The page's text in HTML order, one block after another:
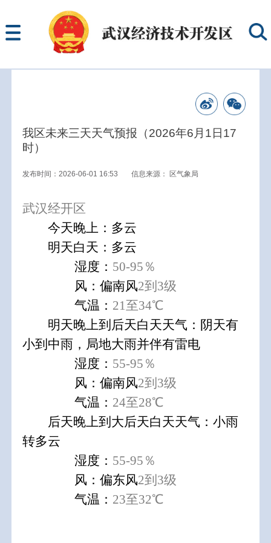
我区未来三天天气预报（2026年6月1日17
时）
发布时间：2026-06-01 16:53 信息来源： 区气象局
武汉经开区
今天晚上：多云
明天白天：多云
湿度： 50-95％
风：偏南风2到3级
气温： 21至34℃
明天晚上到后天白天天气：阴天有
小到中雨，局地大雨并伴有雷电
湿度： 55-95％
风：偏南风2到3级
气温： 24至28℃
后天晚上到大后天白天天气：小雨
转多云
湿度： 55-95％
风：偏东风2到3级
气温： 23至32℃